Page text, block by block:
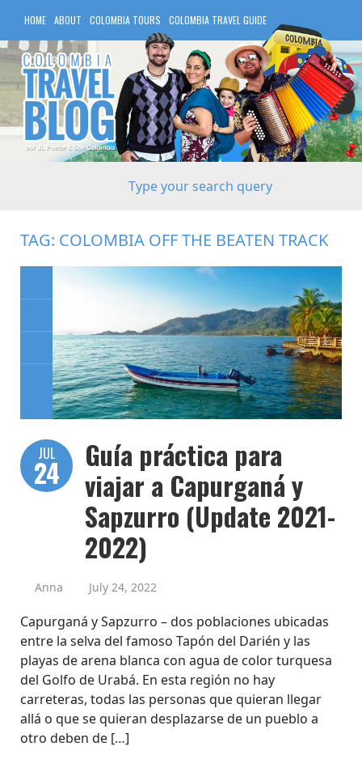
HOME ABOUT COLOMBIA TOURS COLOMBIA TRAVEL GUIDE
COLOMBIA HOTELS
TAG: COLOMBIA OFF THE BEATEN TRACK
JUL
24
Guía práctica para
viajar a Capurganá y
Sapzurro (Update 2021-
2022)
Anna July 24, 2022
Capurganá y Sapzurro – dos poblaciones ubicadas
entre la selva del famoso Tapón del Darién y las
playas de arena blanca con agua de color turquesa
del Golfo de Urabá. En esta región no hay
carreteras, todas las personas que quieran llegar
allá o que se quieran desplazarse de un pueblo a
otro deben de […]